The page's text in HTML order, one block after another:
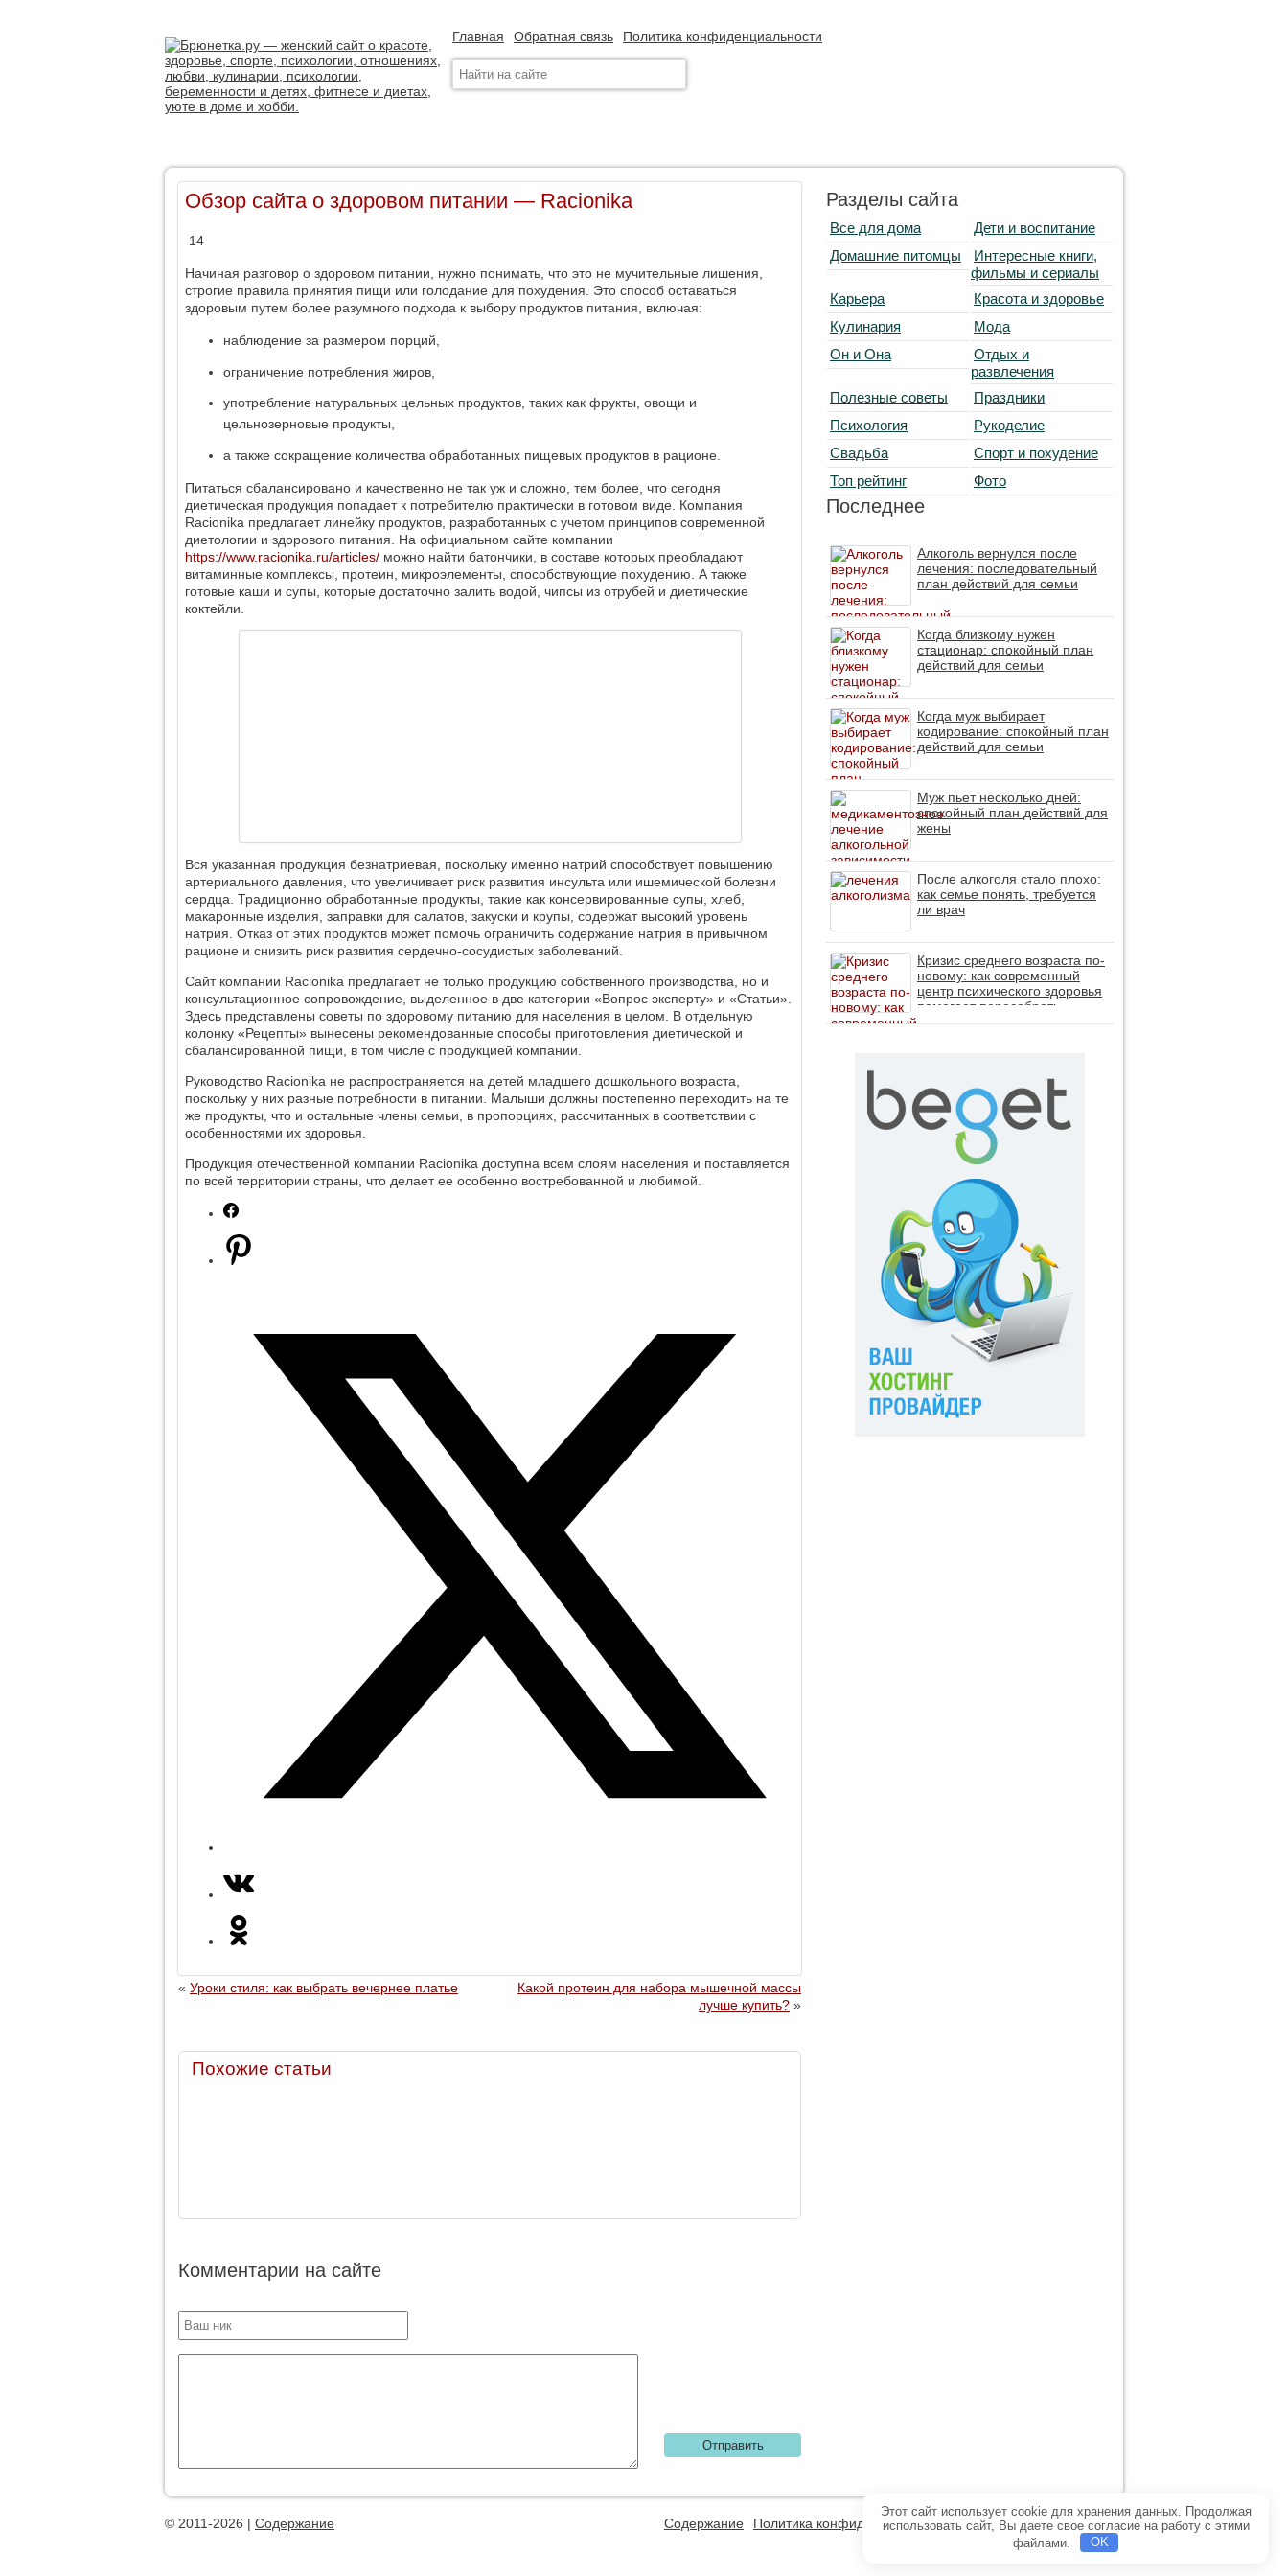
Главная Обратная связь Политика конфиденциальности
Обзор сайта о здоровом питании — Racionika
14
Начиная разговор о здоровом питании, нужно понимать, что это не мучительные лишения,
строгие правила принятия пищи или голодание для похудения. Это способ оставаться
здоровым путем более разумного подхода к выбору продуктов питания, включая:
наблюдение за размером порций,
ограничение потребления жиров,
употребление натуральных цельных продуктов, таких как фрукты, овощи и
цельнозерновые продукты,
а также сокращение количества обработанных пищевых продуктов в рационе.
Питаться сбалансировано и качественно не так уж и сложно, тем более, что сегодня
диетическая продукция попадает к потребителю практически в готовом виде. Компания
Racionika предлагает линейку продуктов, разработанных с учетом принципов современной
диетологии и здорового питания. На официальном сайте компании
https://www.racionika.ru/articles/ можно найти батончики, в составе которых преобладают
витаминные комплексы, протеин, микроэлементы, способствующие похудению. А также
готовые каши и супы, которые достаточно залить водой, чипсы из отрубей и диетические
коктейли.
Вся указанная продукция безнатриевая, поскольку именно натрий способствует повышению
артериального давления, что увеличивает риск развития инсульта или ишемической болезни
сердца. Традиционно обработанные продукты, такие как консервированные супы, хлеб,
макаронные изделия, заправки для салатов, закуски и крупы, содержат высокий уровень
натрия. Отказ от этих продуктов может помочь ограничить содержание натрия в привычном
рационе и снизить риск развития сердечно-сосудистых заболеваний.
Сайт компании Racionika предлагает не только продукцию собственного производства, но и
консультационное сопровождение, выделенное в две категории «Вопрос эксперту» и «Статьи».
Здесь представлены советы по здоровому питанию для населения в целом. В отдельную
колонку «Рецепты» вынесены рекомендованные способы приготовления диетической и
сбалансированной пищи, в том числе с продукцией компании.
Руководство Racionika не распространяется на детей младшего дошкольного возраста,
поскольку у них разные потребности в питании. Малыши должны постепенно переходить на те
же продукты, что и остальные члены семьи, в пропорциях, рассчитанных в соответствии с
особенностями их здоровья.
Продукция отечественной компании Racionika доступна всем слоям населения и поставляется
по всей территории страны, что делает ее особенно востребованной и любимой.
« Уроки стиля: как выбрать вечернее платье
Какой протеин для набора мышечной массы
лучше купить? »
Похожие статьи
Комментарии на сайте
Разделы сайта
Все для дома
Дети и воспитание
Домашние питомцы
Интересные книги,
фильмы и сериалы
Карьера
Красота и здоровье
Кулинария
Мода
Он и Она
Отдых и
развлечения
Полезные советы
Праздники
Психология
Рукоделие
Свадьба
Спорт и похудение
Топ рейтинг
Фото
Последнее
Алкоголь вернулся после
лечения: последовательный
план действий для семьи
Когда близкому нужен
стационар: спокойный план
действий для семьи
Когда муж выбирает
кодирование: спокойный план
действий для семьи
Муж пьет несколько дней:
спокойный план действий для
жены
После алкоголя стало плохо:
как семье понять, требуется
ли врач
Кризис среднего возраста по-
новому: как современный
центр психического здоровья
помогает пересобрать
личность без таблеток (методы
© 2011-2026 | Содержание Главная
Обратная связь
Политика конфиденциальности
Содержание
Этот сайт использует cookie для хранения данных. Продолжая
использовать сайт, Вы даете свое согласие на работу с этими
файлами.
OK